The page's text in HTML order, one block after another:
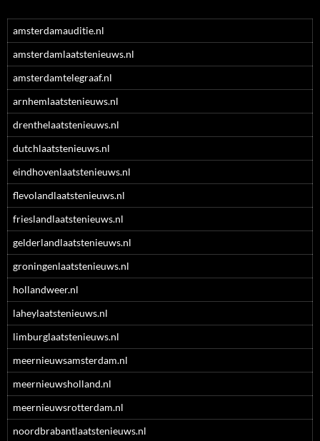
amsterdamauditie.nl
amsterdamlaatstenieuws.nl
amsterdamtelegraaf.nl
arnhemlaatstenieuws.nl
drenthelaatstenieuws.nl
dutchlaatstenieuws.nl
eindhovenlaatstenieuws.nl
flevolandlaatstenieuws.nl
frieslandlaatstenieuws.nl
gelderlandlaatstenieuws.nl
groningenlaatstenieuws.nl
hollandweer.nl
laheylaatstenieuws.nl
limburglaatstenieuws.nl
meernieuwsamsterdam.nl
meernieuwsholland.nl
meernieuwsrotterdam.nl
noordbrabantlaatstenieuws.nl